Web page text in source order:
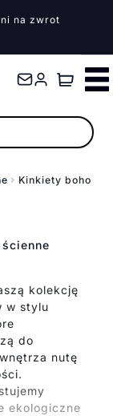
na zwrot
Kinkiety boho
kolekcję
w stylu
do
nutę
ekologiczne